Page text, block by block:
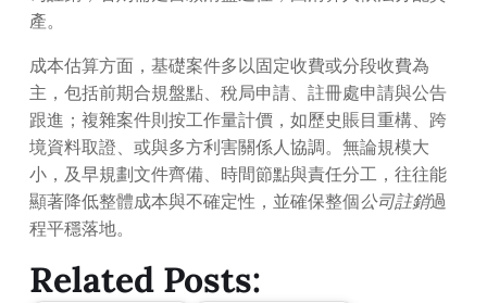
產。
成本估算方面，基礎案件多以固定收費或分段收費為
主，包括前期合規盤點、稅局申請、註冊處申請與公告
跟進；複雜案件則按工作量計價，如歷史賬目重構、跨
境資料取證、或與多方利害關係人協調。無論規模大
小，及早規劃文件齊備、時間節點與責任分工，往往能
顯著降低整體成本與不確定性，並確保整個公司註銷過
程平穩落地。
Related Posts: